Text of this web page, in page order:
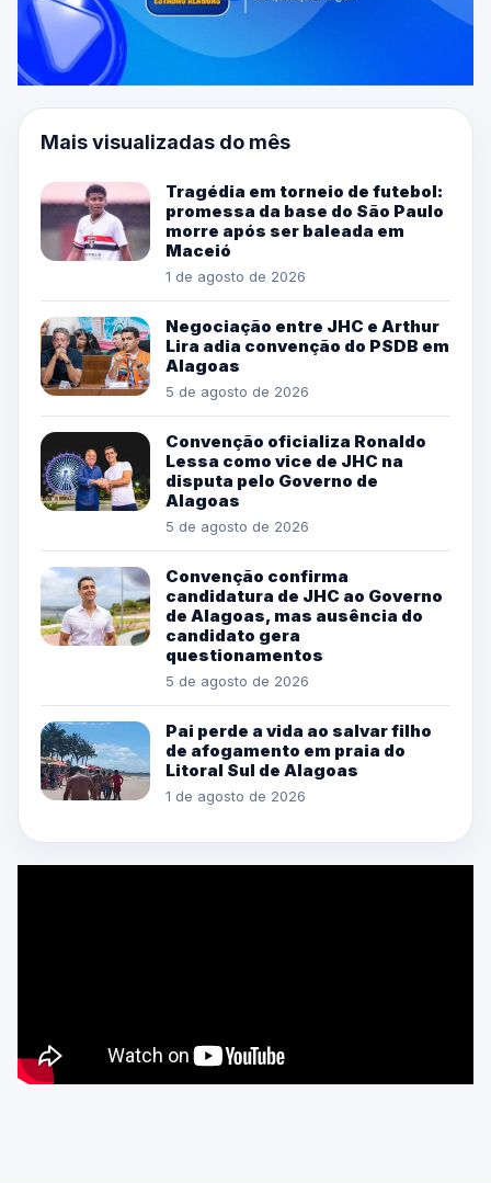
Mais visualizadas do mês
Tragédia em torneio de futebol:
promessa da base do São Paulo
morre após ser baleada em
Maceió
1 de agosto de 2026
Negociação entre JHC e Arthur
Lira adia convenção do PSDB em
Alagoas
5 de agosto de 2026
Convenção oficializa Ronaldo
Lessa como vice de JHC na
disputa pelo Governo de
Alagoas
5 de agosto de 2026
Convenção confirma
candidatura de JHC ao Governo
de Alagoas, mas ausência do
candidato gera
questionamentos
5 de agosto de 2026
Pai perde a vida ao salvar filho
de afogamento em praia do
Litoral Sul de Alagoas
1 de agosto de 2026